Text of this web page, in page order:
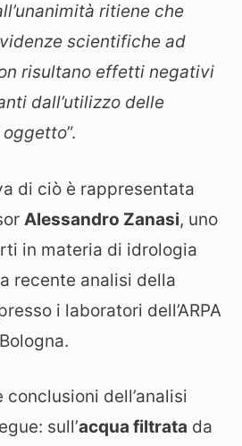
ritiene che
scientifiche ad
risultano effetti negativi
dall’utilizzo delle
”.
di ciò è rappresentata
Alessandro Zanasi, uno
in materia di idrologia
recente analisi della
i laboratori dell’ARPA
dell’analisi
sull’acqua filtrata da